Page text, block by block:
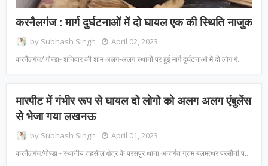
करनैलगंज : मार्ग दुर्घटनाओं में दो घायल एक की स्थिति नाजुक
by Subhash Singh April 02, 2023
करनैलगंज/ गोण्डा- शनिवार की शाम अलग-अलग स्थानों पर हुई मार्ग दुर्घटनाओं में दो लोग गं…
मारपीट में गंभीर रूप से घायल दो लोगो को अलग अलग एंबुलेंस
से भेजा गया लखनऊ
by Subhash Singh April 01, 2023
करनैलगंज/गोण्डा - स्थानीय तहसील क्षेत्र के परसपुर थाना अन्तर्गत ग्राम बलमत्थर परसौनी प…